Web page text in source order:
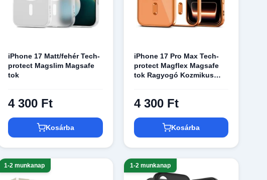
iPhone 17 Matt/fehér Tech-
protect Magslim Magsafe
tok
4 300 Ft
Kosárba
iPhone 17 Pro Max Tech-
protect Magflex Magsafe
tok Ragyogó Kozmikus
4 300 Ft
Kosárba
1-2 munkanap 1-2 munkanap